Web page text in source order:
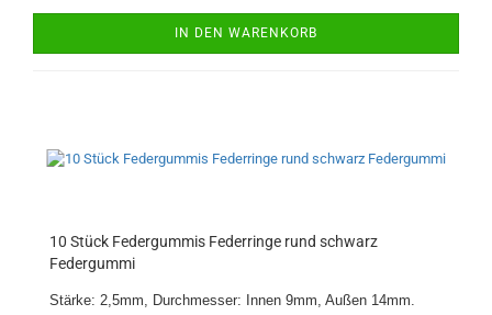
IN DEN WARENKORB
10 Stück Federgummis Federringe rund schwarz
Federgummi
Stärke: 2,5mm, Durchmesser: Innen 9mm, Außen 14mm.